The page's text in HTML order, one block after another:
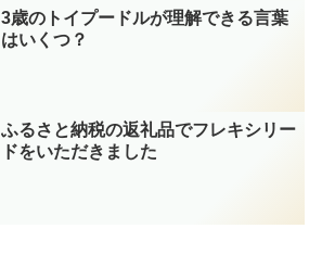
3歳のトイプードルが理解できる言葉
はいくつ？
ふるさと納税の返礼品でフレキシリー
ドをいただきました